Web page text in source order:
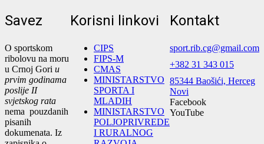
Savez
O sportskom
ribolovu na moru
u Crnoj Gori u
prvim godinama
poslije II
svjetskog rata
nema pouzdanih
pisanih
dokumenata. Iz
Korisni linkovi
CIPS
FIPS-M
CMAS
MINISTARSTVO
SPORTA I
MLADIH
MINISTARSTVO
POLJOPRIVREDE
I RURALNOG
Kontakt
sport.rib.cg@gmail.com
+382 31 343 015
85344 Baošići, Herceg
Novi
Facebook
YouTube